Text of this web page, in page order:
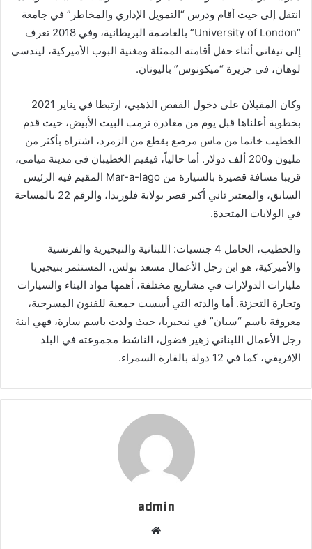
انتقل إلى حيث أقام ودرس “التمويل الإداري والمخاطر” في جامعة
“University of London” بالعاصمة البريطانية، وفي 2018 تعرف
إلى تيفاني أثناء حفل أقامته الممثلة ومغنية البوب الأميركية، ليندسي
لوهان، في جزيرة “ميكونوس” باليونان.
وكان المقبلان على دخول القفص الذهبي، ارتبطا في يناير 2021
بخطوبة أعلناها قبل يوم من مغادرة ترمب البيت الأبيض، حيث قدم
الخطيب خاتما من ماس مرصع بقطع من الزمرد، اشتراه بأكثر من
مليون و200 ألف دولار. أما حالياً، فيقيم الخطيبان في مدينة ميامي،
قريبا مسافة قصيرة بالسيارة من Mar-a-lago المقيم فيه الرئيس
السابق، والمعتبر ثاني أكبر قصر بولاية فلوريدا، والرقم 22 بالمساحة
في الولايات المتحدة.
والخطيب، الحامل 4 جنسيات: اللبنانية والنيجيرية والفرنسية
والأميركية، هو ابن رجل الأعمال مسعد بولس، المستثمر بنيجيريا
مليارات الدولارات في مشاريع مختلفة، أهمها مواد البناء والسيارات
وتجارة التجزئة. أما والدته التي أسست جمعية للفنون المسرحية،
معروفة باسم “سبان” في نيجيريا، حيث ولدت باسم سارة، فهي ابنة
رجل الأعمال اللبناني زهير فضول، الناشط مجموعته في البلد
الإفريقي، كما في 12 دولة بالقارة السمراء.
admin